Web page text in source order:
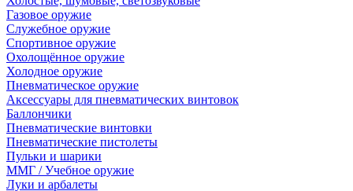
Газовое оружие
Служебное оружие
Спортивное оружие
Охолощённое оружие
Холодное оружие
Пневматическое оружие
Аксессуары для пневматических винтовок
Баллончики
Пневматические винтовки
Пневматические пистолеты
Пульки и шарики
ММГ / Учебное оружие
Луки и арбалеты